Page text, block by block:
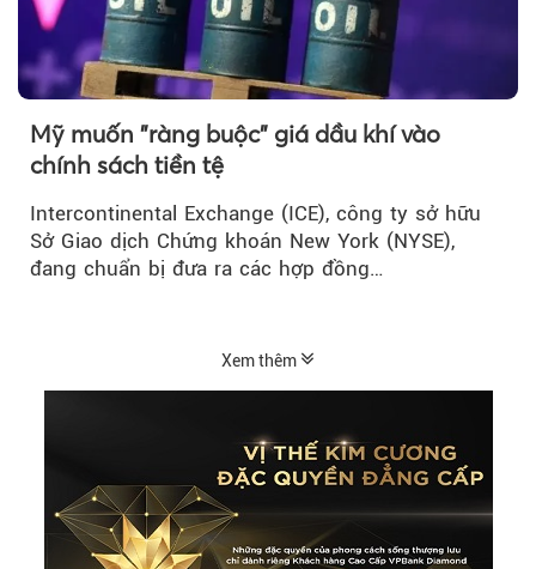
Mỹ muốn "ràng buộc" giá dầu khí vào
chính sách tiền tệ
Intercontinental Exchange (ICE), công ty sở hữu
Sở Giao dịch Chứng khoán New York (NYSE),
đang chuẩn bị đưa ra các hợp đồng…
Xem thêm